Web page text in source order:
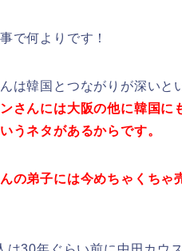
で何よりです！
は韓国とつながりが深い
さんには大阪の他に韓国に
うネタがあるからです。
の弟子には今めちゃくち